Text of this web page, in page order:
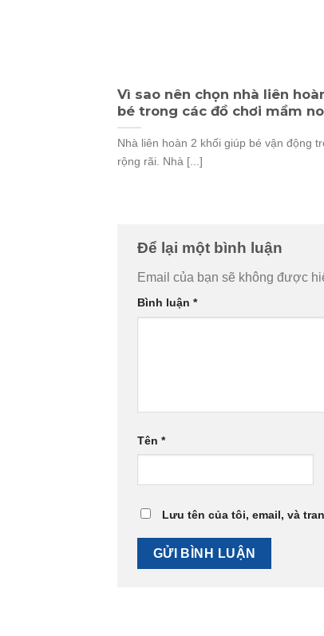
Vì sao nên chọn nhà liên
bé trong các đồ chơi mầm
Nhà liên hoàn 2 khối giúp bé vận động
rộng rãi. Nhà [...]
Để lại một bình luận
Email của bạn sẽ không được
Bình luận *
Tên *
Lưu tên của tôi, email, và